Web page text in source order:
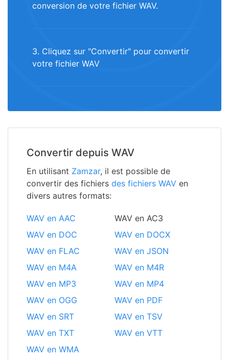
conversion de votre fichier WAV.
3. Cliquez sur "Convertir" pour convertir
votre fichier WAV
Convertir depuis WAV
En utilisant Zamzar, il est possible de
convertir des fichiers des fichiers WAV en
divers autres formats:
WAV en AAC
WAV en AC3
WAV en DOC
WAV en DOCX
WAV en FLAC
WAV en JSON
WAV en M4A
WAV en M4R
WAV en MP3
WAV en MP4
WAV en OGG
WAV en PDF
WAV en SRT
WAV en TSV
WAV en TXT
WAV en VTT
WAV en WMA